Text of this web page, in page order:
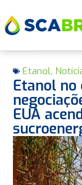
Etanol,
Etanol no
EUA